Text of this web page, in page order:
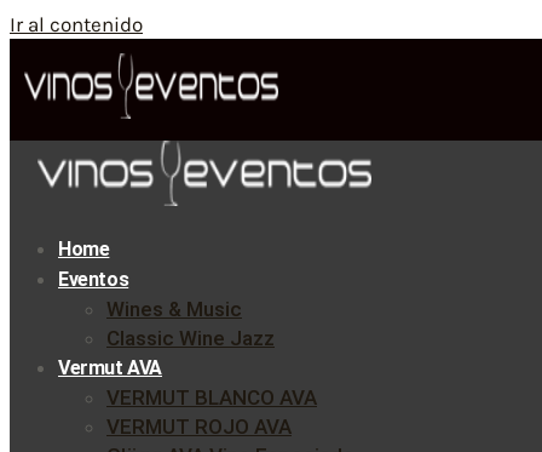
Ir al contenido
Home
Eventos
Wines & Music
Classic Wine Jazz
Vermut AVA
VERMUT BLANCO AVA
VERMUT ROJO AVA